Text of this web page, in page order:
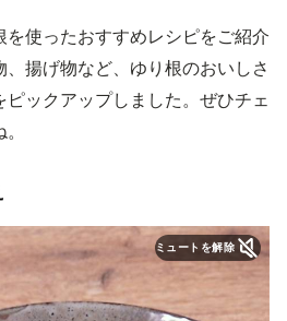
を使ったおすすめレシピをご紹介
、揚げ物など、ゆり根のおいしさ
ックアップしました。ぜひチェ
ミュートを解除